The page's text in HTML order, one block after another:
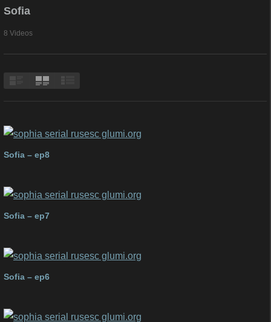
Sofia
8 Videos
Sofia – ep8
Sofia – ep7
Sofia – ep6